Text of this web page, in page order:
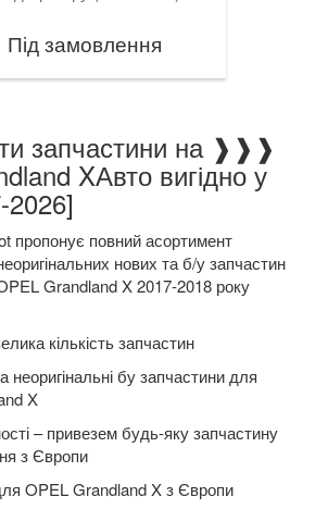
keyboard_arrow_down
Під замовлення
на ❱❱❱
XАвто вигідно у
2026]
пропонує повний асортимент
нових та б/у запчастин
Grandland X 2017-2018 року
кількість запчастин
неоригінальні бу запчастини для
X
– привезем будь-яку запчастину
з Європи
OPEL Grandland X з Європи